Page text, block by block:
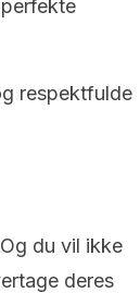
respektfulde
du vil ikke
deres